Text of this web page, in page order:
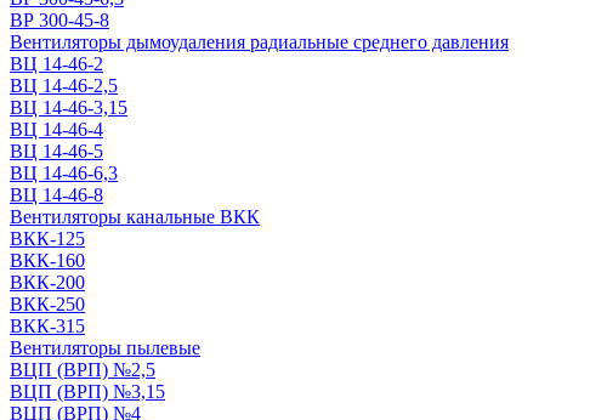
ВР 300-45-8
Вентиляторы дымоудаления радиальные среднего давления
ВЦ 14-46-2
ВЦ 14-46-2,5
ВЦ 14-46-3,15
ВЦ 14-46-4
ВЦ 14-46-5
ВЦ 14-46-6,3
ВЦ 14-46-8
Вентиляторы канальные ВКК
ВКК-125
ВКК-160
ВКК-200
ВКК-250
ВКК-315
Вентиляторы пылевые
ВЦП (ВРП) №2,5
ВЦП (ВРП) №3,15
ВЦП (ВРП) №4